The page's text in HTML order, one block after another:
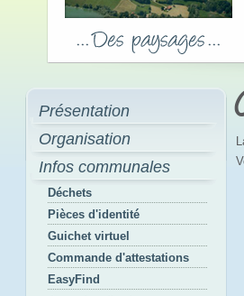
Présentation
Organisation
Infos communales
Déchets
Pièces d'identité
Guichet virtuel
Commande d'attestations
EasyFind